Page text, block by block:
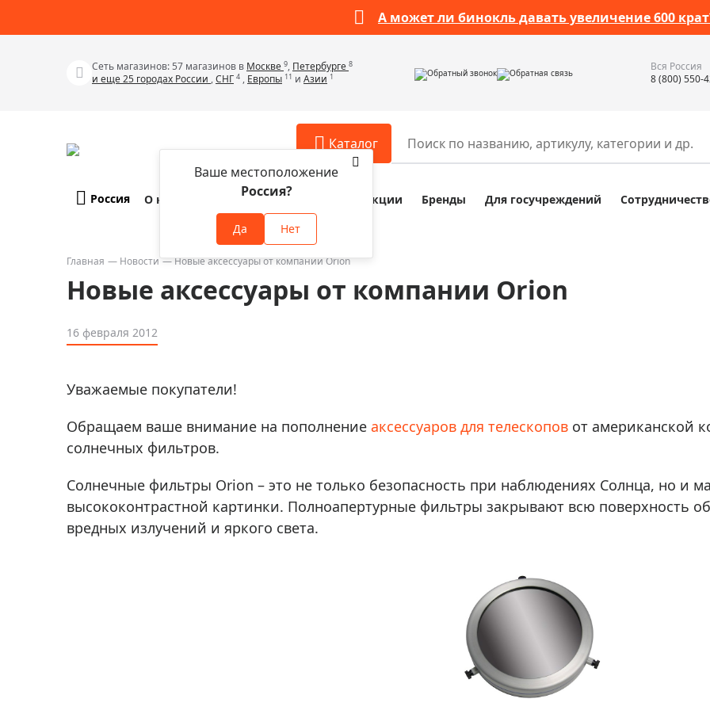
А может ли бинокль давать увеличение 600
Сеть магазинов: 57 магазинов в Москве 9, Петербурге 8
и еще 25 городах России ,СНГ 4 , Европы 11 и Азии 1 Обратный звонок Обратная связь
Вся Россия
8 (800) 550-
Каталог
Телескопы
Бинокли
Зрительные трубы
Прицелы
Метеостанции, барометры, часы
Discovery (Дискавери)
Аксессуары для микроскопов
Аксессуары для зрительных труб
Распродажа оптики по специальным
Разное
Наборы исследователя
Сумки, кейсы, чехлы
Трихинеллоскопы
Карты, постеры, литература
Фотоловушки
Экшн-камеры
Фотооборудование
Мерч
Россия
Ваше местоположение
Россия?
Да Нет
О компании Оплата и доставка Акции Бренды Для госучреждений
Главная Новости Новые аксессуары от компании Orion
Новые аксессуары от компании Orion
16 февраля 2012
Уважаемые покупатели!
Обращаем ваше внимание на пополнение аксессуаров для телескопов от американской
солнечных фильтров.
Солнечные фильтры Orion – это не только безопасность при наблюдениях Солнца, но и
высококонтрастной картинки. Полноапертурные фильтры закрывают всю поверхность
вредных излучений и яркого света.